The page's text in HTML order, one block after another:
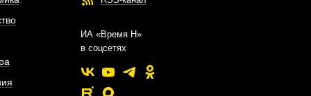
ИА «Время Н»
в соцсетях